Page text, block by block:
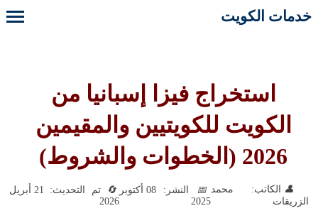
خدمات الكويت
استخراج فيزا إسبانيا من
الكويت للكويتيين والمقيمين
2026 (الخطوات والشروط)
الكاتب: محمد
الزريقات
النشر: 08 أكتوبر
2025
تم التحديث: 21 أبريل
2026